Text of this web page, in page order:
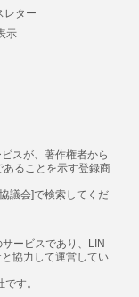
レター
示
スが、著作権者から
ることを示す登録商
議会]で検索してくだ
ービスであり、LIN
協力して運営してい
す。